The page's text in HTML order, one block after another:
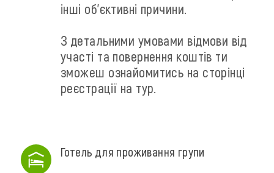
інші об'єктивні причини.
З детальними умовами відмови від
участі та повернення коштів ти
зможеш ознайомитись на сторінці
реєстрації на тур.
Готель для проживання групи